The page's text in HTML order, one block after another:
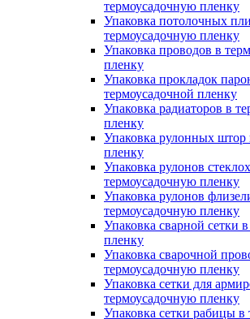
термоусадочную пленку
Упаковка потолочных
термоусадочную пленку
Упаковка проводов в
пленку
Упаковка прокладок
термоусадочной пленку
Упаковка радиаторов в
пленку
Упаковка рулонных штор
пленку
Упаковка рулонов
термоусадочную пленку
Упаковка рулонов
термоусадочную пленку
Упаковка сварной сетки
пленку
Упаковка сварочной
термоусадочную пленку
Упаковка сетки для
термоусадочную пленку
Упаковка сетки рабицы в